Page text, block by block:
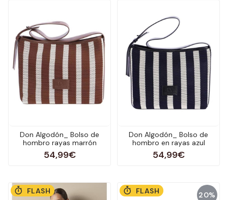
Don Algodón_ Bolso de
hombro rayas marrón
54,99€
Don Algodón_ Bolso de
hombro en rayas azul
54,99€
FLASH 20%
FLASH